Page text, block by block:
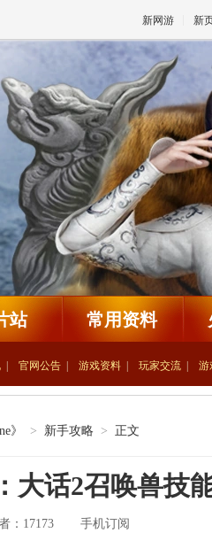
新网游 新
站 常用资料
官网公告 游戏资料 玩家交流 游
》 > 新手攻略 > 正文
大话2召唤兽技
： 17173 手机订阅